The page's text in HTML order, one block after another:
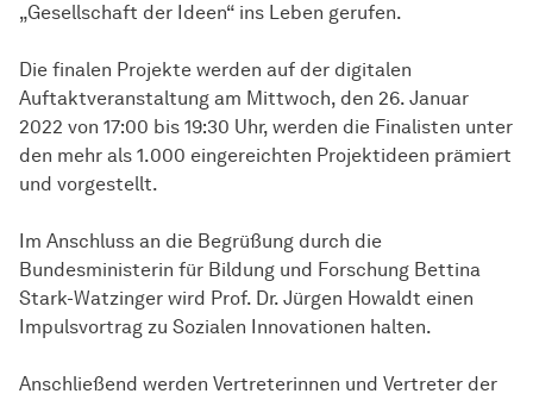
„Gesellschaft der Ideen“ ins Leben gerufen.
Die finalen Projekte werden auf der digitalen
Auftaktveranstaltung am Mittwoch, den 26. Januar
2022 von 17:00 bis 19:30 Uhr, werden die Finalisten unter
den mehr als 1.000 eingereichten Projektideen prämiert
und vorgestellt.
Im Anschluss an die Begrüßung durch die
Bundesministerin für Bildung und Forschung Bettina
Stark-Watzinger wird Prof. Dr. Jürgen Howaldt einen
Impulsvortrag zu Sozialen Innovationen halten.
Anschließend werden Vertreterinnen und Vertreter der